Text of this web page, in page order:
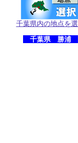
千葉県内の地点を
千葉県 勝浦